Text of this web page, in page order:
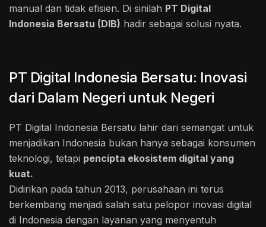
manual dan tidak efisien. Di sinilah PT Digital
Indonesia Bersatu (DIB) hadir sebagai solusi nyata.
PT Digital Indonesia Bersatu: Inovasi
dari Dalam Negeri untuk Negeri
PT Digital Indonesia Bersatu lahir dari semangat untuk
menjadikan Indonesia bukan hanya sebagai konsumen
teknologi, tetapi pencipta ekosistem digital yang
kuat.
Didirikan pada tahun 2013, perusahaan ini terus
berkembang menjadi salah satu pelopor inovasi digital
di Indonesia dengan layanan yang menyentuh